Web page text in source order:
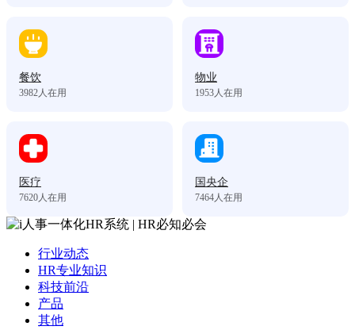
餐饮
3982人在用
物业
1953人在用
医疗
7620人在用
国央企
7464人在用
行业动态
HR专业知识
科技前沿
产品
其他